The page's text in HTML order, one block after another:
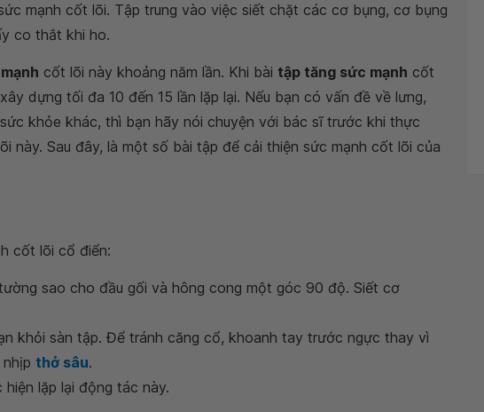
mạnh cốt lõi. Tập trung vào việc siết chặt các cơ bụng, cơ bụng
co thắt khi ho.
cốt lõi này khoảng năm lần. Khi bài tập tăng sức mạnh cốt
dựng tối đa 10 đến 15 lần lặp lại. Nếu bạn có vấn đề về lưng,
khỏe khác, thì bạn hãy nói chuyện với bác sĩ trước khi thực
này. Sau đây, là một số bài tập để cải thiện sức mạnh cốt lõi của
cốt lõi cổ điển:
sao cho đầu gối và hông cong một góc 90 độ. Siết cơ
khỏi sàn tập. Để tránh căng cổ, khoanh tay trước ngực thay vì
thở sâu.
lặp lại động tác này.